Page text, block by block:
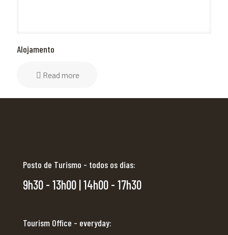
Alojamento
Read more
Posto de Turismo - todos os dias:
9h30 - 13h00 | 14h00 - 17h30
Tourism Office - everyday: